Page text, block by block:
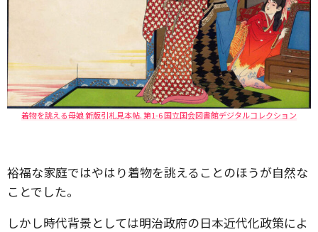
着物を誂える母娘 新版引札見本帖. 第1-6 国立国会図書館デジタルコレクション
裕福な家庭ではやはり着物を誂えることのほうが自然な
ことでした。
しかし時代背景としては明治政府の日本近代化政策によ